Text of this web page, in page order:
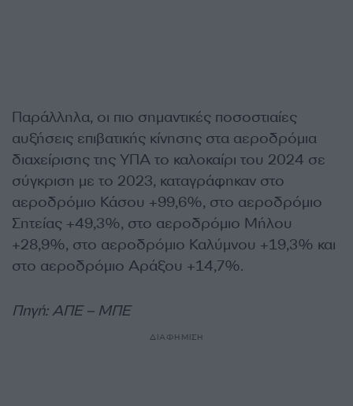
Παράλληλα, οι πιο σημαντικές ποσοστιαίες
αυξήσεις επιβατικής κίνησης στα αεροδρόμια
διαχείρισης της ΥΠΑ το καλοκαίρι του 2024 σε
σύγκριση με το 2023, καταγράφηκαν στο
αεροδρόμιο Κάσου +99,6%, στο αεροδρόμιο
Σητείας +49,3%, στο αεροδρόμιο Μήλου
+28,9%, στο αεροδρόμιο Καλύμνου +19,3% και
στο αεροδρόμιο Αράξου +14,7%.
Πηγή: ΑΠΕ – ΜΠΕ
ΔΙΑΦΗΜΙΣΗ